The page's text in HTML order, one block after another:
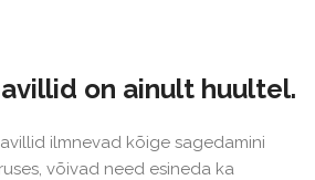
on ainult huultel.
ilmnevad kõige sagedamini
võivad need esineda ka